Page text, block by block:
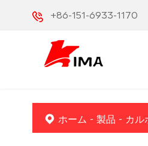
+86-151-6933-1170
ホーム 製品 カ